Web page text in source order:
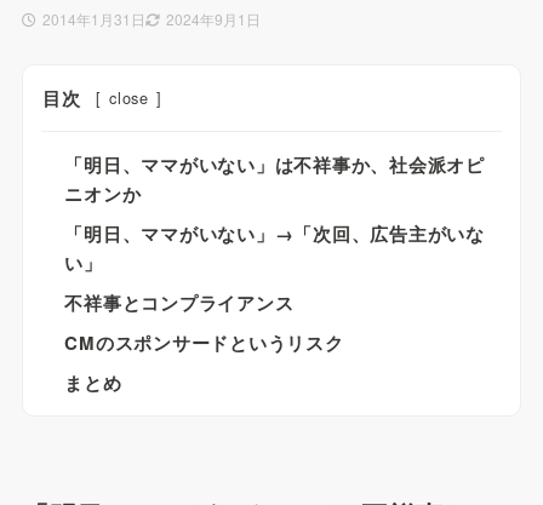
2014年1月31日 2024年9月1日
目次 [ close ]
「明日、ママがいない」は不祥事か、社会派オピ
ニオンか
「明日、ママがいない」→「次回、広告主がいな
い」
不祥事とコンプライアンス
CMのスポンサードというリスク
まとめ